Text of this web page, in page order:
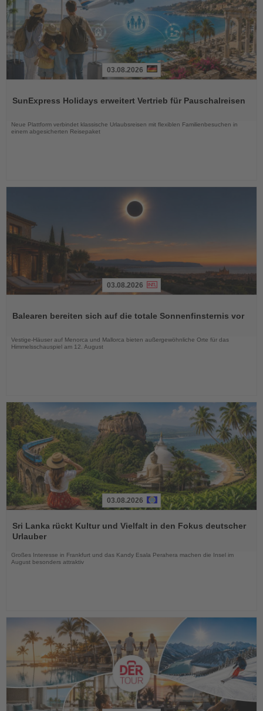
die
03.08.2026
SunExpress Holidays erweitert Vertrieb für Pauschalreisen
Neue Plattform verbindet klassische Urlaubsreisen mit flexiblen Familienbesuchen in
einem abgesicherten Reisepaket
die
03.08.2026
Balearen bereiten sich auf die totale Sonnenfinsternis vor
Vestige-Häuser auf Menorca und Mallorca bieten außergewöhnliche Orte für das
Himmelsschauspiel am 12. August
Sie
die
03.08.2026
Sri Lanka rückt Kultur und Vielfalt in den Fokus deutscher
Urlauber
Großes Interesse in Frankfurt und das Kandy Esala Perahera machen die Insel im
August besonders attraktiv